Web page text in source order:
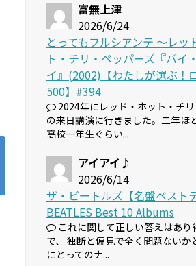
富無上津
2026/6/24
とってもフルシアンテ 〜レッ
ト・チリ・ペッパーズ『バイ
イ』(2002)【わたしが選ぶ！
500】#394
2024年にレッド・ホット・チ
の来日講演に行きました。二年ほ
高校一年生ぐらい...
アイアイ♪
2026/6/14
ザ・ビートルズ【名盤ベスト
BEATLES Best 10 Albums
これに関して正しい答えはあり
で、 独断と偏見で全く問題ないか
にとってのナ...